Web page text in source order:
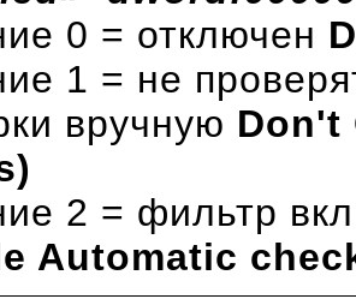
0 = отключен
1 = не
вручную Don't
2 = фильтр
Automatic